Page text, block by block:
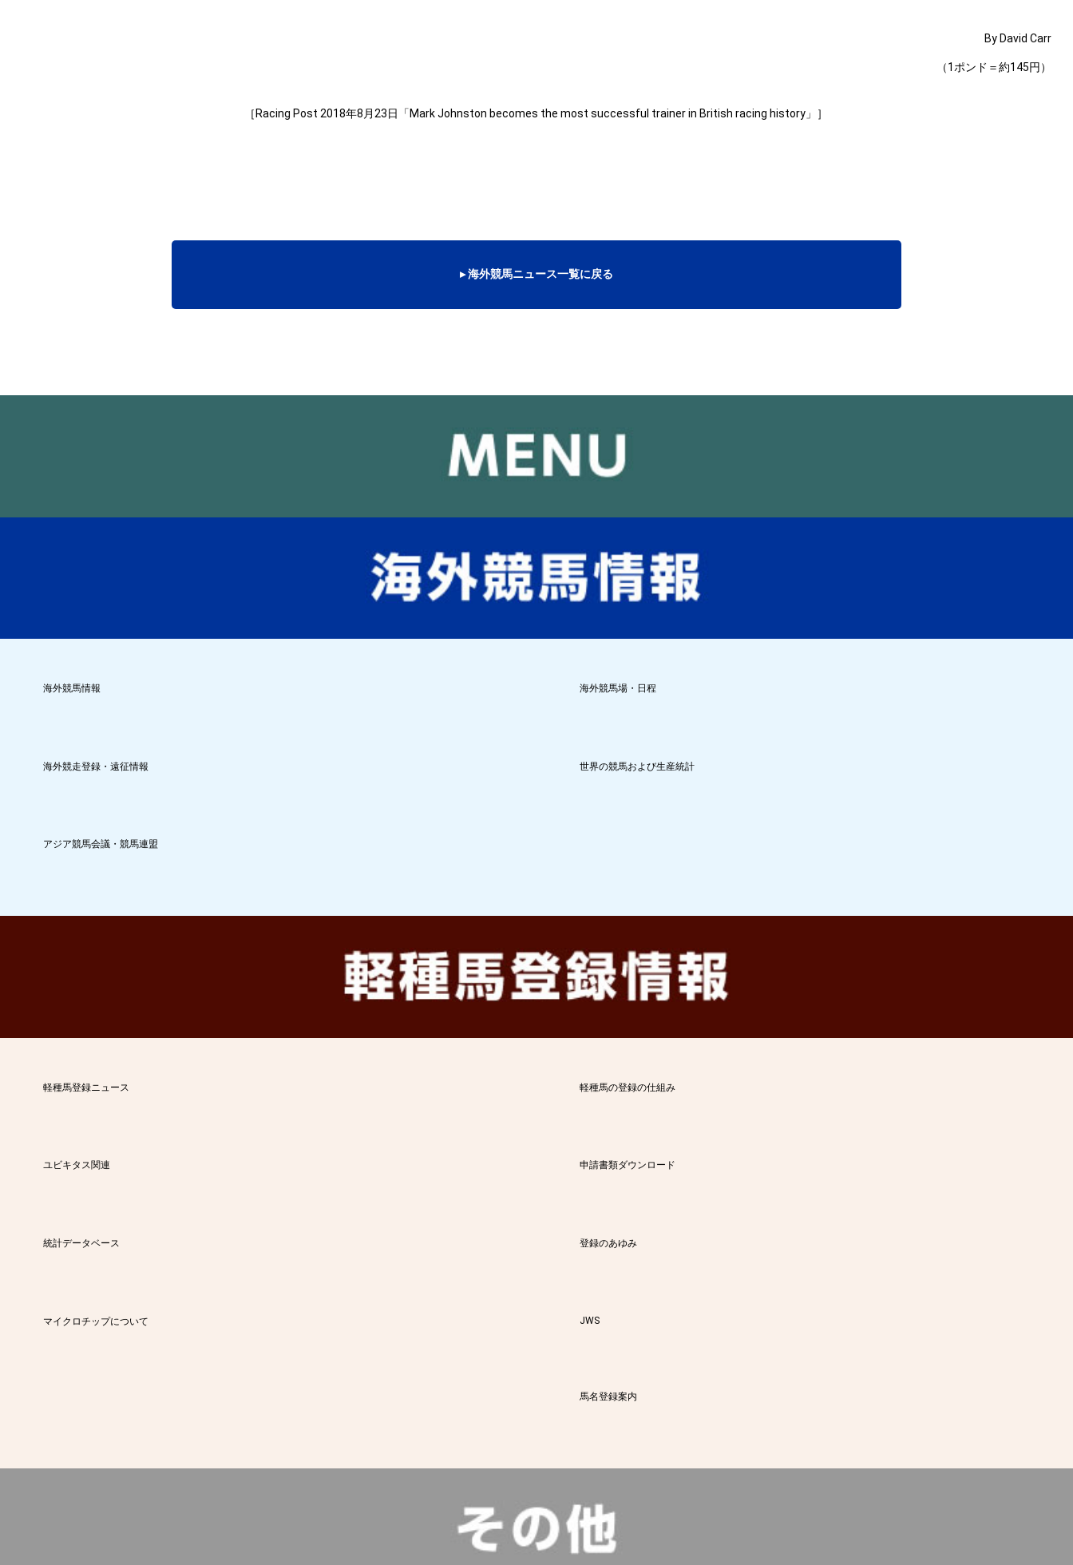
By David Carr
（1ポンド＝約145円）
［Racing Post 2018年8月23日「Mark Johnston becomes the most successful trainer in British racing history」］
▸ 海外競馬ニュース一覧に戻る
海外競馬情報 海外競馬場・日程
海外競走登録・遠征情報 世界の競馬および生産統計
アジア競馬会議・競馬連盟
軽種馬登録ニュース 軽種馬の登録の仕組み
ユビキタス関連 申請書類ダウンロード
統計データベース 登録のあゆみ
マイクロチップについて JWS
馬名登録案内